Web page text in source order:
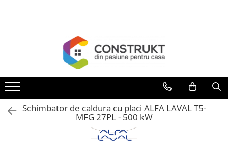
Termoseminee, seminee si sobe
Cazane pe combustibil solid
Cazane pe combustibil gazos/lichid
Schimbator de caldura cu placi ALFA LAVAL T5-
MFG 27PL - 500 kW